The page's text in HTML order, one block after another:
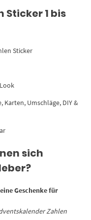
Sticker 1 bis
Sticker
Karten, Umschläge, DIY &
sich
Geschenke für
Zahlen